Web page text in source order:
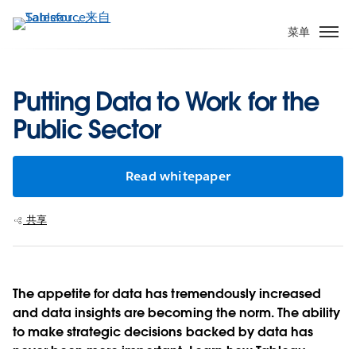
转
菜单
Putting Data to Work for the
Public Sector
Read whitepaper
共享
The appetite for data has tremendously increased
and data insights are becoming the norm. The ability
to make strategic decisions backed by data has